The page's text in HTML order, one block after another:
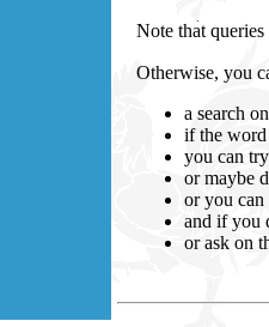
Note that
Otherwise, you
a search
if the
you can
or maybe
or you can
and if you
or ask on